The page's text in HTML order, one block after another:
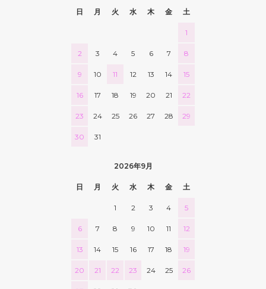
日 月 火 水 木 金 土
1
2 3 4 5 6 7 8
9 10 11 12 13 14 15
16 17 18 19 20 21 22
23 24 25 26 27 28 29
30 31
2026年9月
日 月 火 水 木 金 土
1 2 3 4 5
6 7 8 9 10 11 12
13 14 15 16 17 18 19
20 21 22 23 24 25 26